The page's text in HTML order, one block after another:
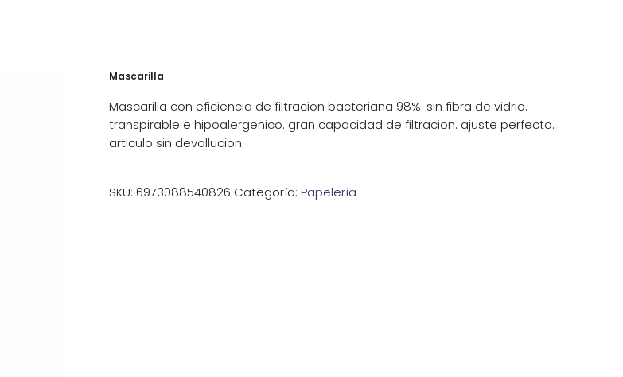
Mascarilla
Mascarilla con eficiencia de filtracion bacteriana 98%. sin fibra de vidrio.
transpirable e hipoalergenico. gran capacidad de filtracion. ajuste perfecto.
articulo sin devollucion.
SKU: 6973088540826 Categoría: Papelería